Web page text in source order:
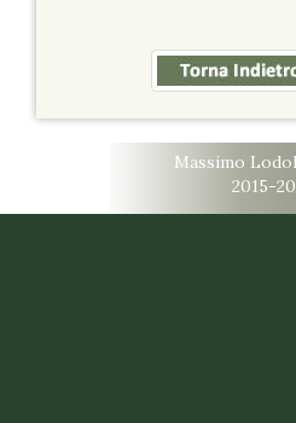
Massimo
2015-